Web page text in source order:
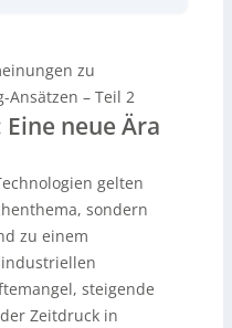
Aufgaben
ihrer Vorteile
eine
Kunden gerecht
und KI-
Rolle, um die
die Kontrolle über
Skepsis
bei komplexen
Technologien.
zu
Ansätzen – Teil 2
neue Ära
gelten
sondern
zu einem
steigende
Zeitdruck in